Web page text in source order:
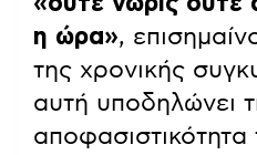
η ώρα»,
της χρονικής
αυτή υποδηλώνει